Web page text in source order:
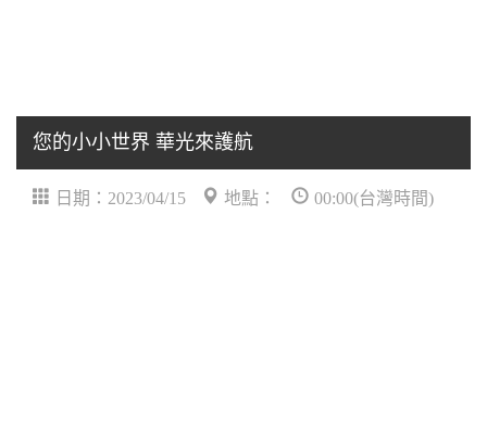
您的小小世界 華光來護航
日期：2023/04/15 地點： 00:00(台灣時間)